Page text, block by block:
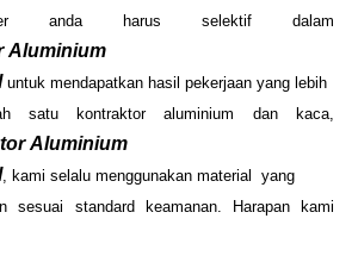
anda harus selektif dalam
Aluminium
untuk mendapatkan hasil pekerjaan yang lebih
satu kontraktor aluminium dan kaca,
Aluminium
, kami selalu menggunakan material yang
sesuai standard keamanan. Harapan kami